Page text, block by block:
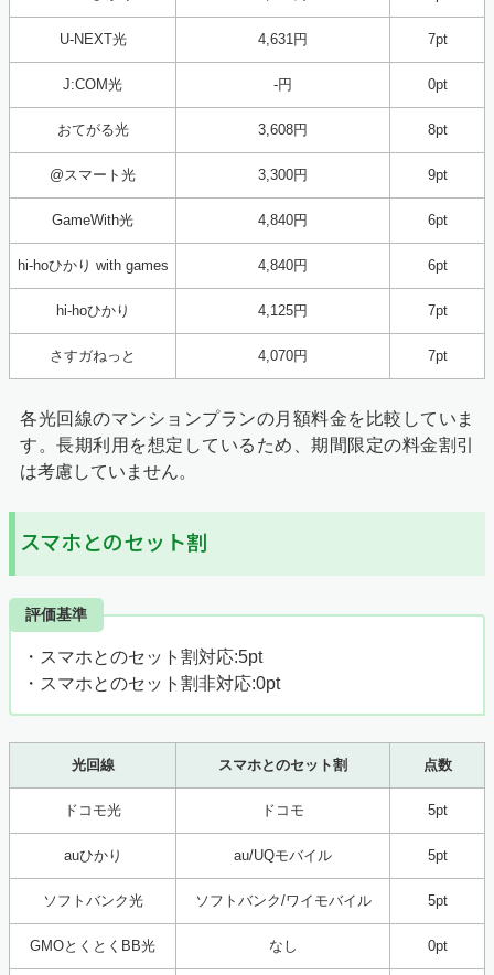
U-NEXT光 4,631円 7pt
J:COM光 -円 0pt
おてがる光 3,608円 8pt
@スマート光 3,300円 9pt
GameWith光 4,840円 6pt
hi-hoひかり with games 4,840円 6pt
hi-hoひかり 4,125円 7pt
さすガねっと 4,070円 7pt
各光回線のマンションプランの月額料金を比較していま
す。長期利用を想定しているため、期間限定の料金割引
は考慮していません。
スマホとのセット割
評価基準
・スマホとのセット割対応:5pt
・スマホとのセット割非対応:0pt
光回線 スマホとのセット割 点数
ドコモ光 ドコモ 5pt
auひかり au/UQモバイル 5pt
ソフトバンク光 ソフトバンク/ワイモバイル 5pt
GMOとくとくBB光 なし 0pt